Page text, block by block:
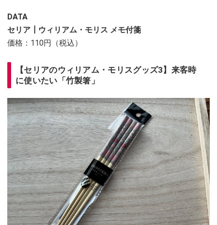
DATA
セリア┃ウィリアム・モリス メモ付箋
価格：110円（税込）
【セリアのウィリアム・モリスグッズ3】来客時
に使いたい「竹製箸」